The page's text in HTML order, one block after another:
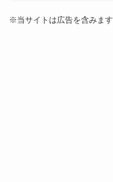
※当サイトは広告を含みます